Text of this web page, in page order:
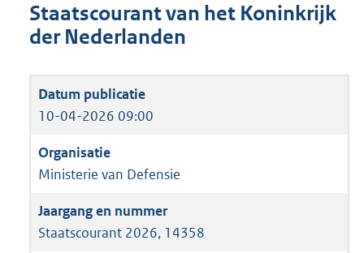
Staatscourant van het Koninkrijk
der Nederlanden
10-04-2026 09:00
Ministerie van Defensie
Staatscourant 2026, 14358